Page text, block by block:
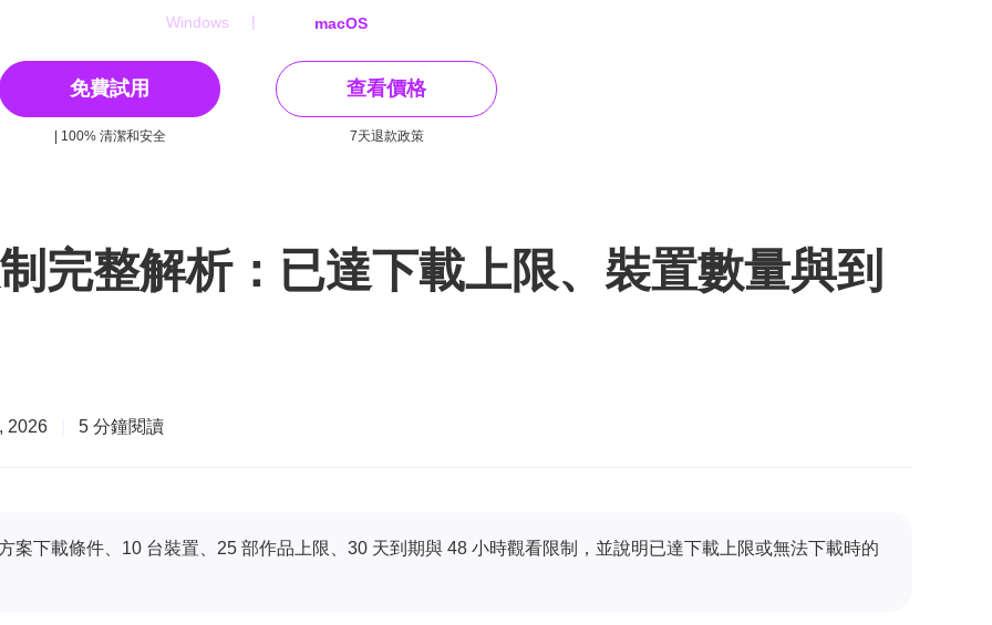
Windows | macOS
免費試用
| 100% 清潔和安全
查看價格
7天退款政策
完整解析：已達下載上限、裝置數量與到
2026 5 分鐘閱讀
案下載條件、10 台裝置、25 部作品上限、30 天到期與 48 小時觀看限制，並說明已達下載上限或無法下載時的